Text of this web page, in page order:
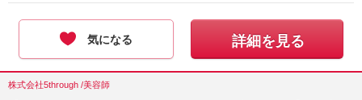
気になる 詳細を見る
株式会社5through /美容師